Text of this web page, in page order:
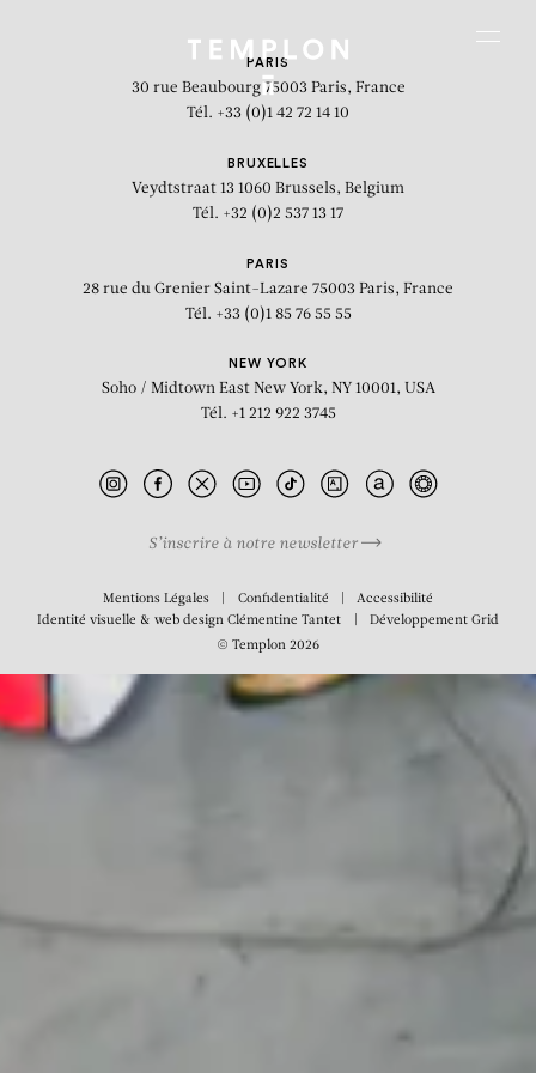
Miho Yoshioka
PARIS
30 rue Beaubourg 75003 Paris, France
Tél. +33 (0)1 42 72 14 10
BRUXELLES
Veydtstraat 13 1060 Brussels, Belgium
Tél. +32 (0)2 537 13 17
PARIS
28 rue du Grenier Saint-Lazare 75003 Paris, France
Tél. +33 (0)1 85 76 55 55
NEW YORK
Soho / Midtown East New York, NY 10001, USA
Tél. +1 212 922 3745
S’inscrire à notre newsletter
Mentions Légales Confidentialité
Accessibilité
Identité visuelle & web designClémentine Tantet Développement Grid
© Templon 2026